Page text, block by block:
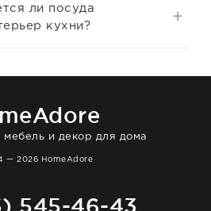
ли посуда
кухни?
мебель и декор для дома
— 2026 HomeAdore
545-46-43